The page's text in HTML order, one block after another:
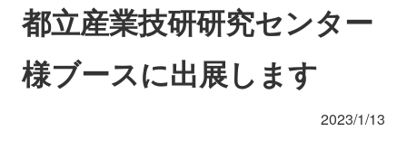
クラウドモビリティ研究所
都立産業技研研究センター
様ブースに出展します
2023/1/13